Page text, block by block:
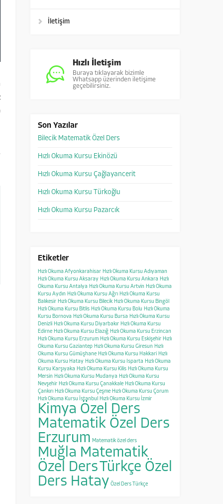
İletişim
Hızlı İletişim
Buraya tıklayarak bizimle
Whatsapp üzerinden iletişime
geçebilirsiniz.
Son Yazılar
Bilecik Matematik Özel Ders
Hızlı Okuma Kursu Ekinözü
Hızlı Okuma Kursu Çağlayancerit
Hızlı Okuma Kursu Türkoğlu
Hızlı Okuma Kursu Pazarcık
Etiketler
Hızlı Okuma Afyonkarahisar Hızlı Okuma Kursu Adıyaman
Hızlı Okuma Kursu Aksaray Hızlı Okuma Kursu Ankara Hızlı
Okuma Kursu Antalya Hızlı Okuma Kursu Artvin Hızlı Okuma
Kursu Aydın Hızlı Okuma Kursu Ağrı Hızlı Okuma Kursu
Balıkesir Hızlı Okuma Kursu Bilecik Hızlı Okuma Kursu Bingöl
Hızlı Okuma Kursu Bitlis Hızlı Okuma Kursu Bolu Hızlı Okuma
Kursu Bornova Hızlı Okuma Kursu Bursa Hızlı Okuma Kursu
Denizli Hızlı Okuma Kursu Diyarbakır Hızlı Okuma Kursu
Edirne Hızlı Okuma Kursu Elazığ Hızlı Okuma Kursu Erzincan
Hızlı Okuma Kursu Erzurum Hızlı Okuma Kursu Eskişehir Hızlı
Okuma Kursu Gaziantep Hızlı Okuma Kursu Giresun Hızlı
Okuma Kursu Gümüşhane Hızlı Okuma Kursu Hakkari Hızlı
Okuma Kursu Hatay Hızlı Okuma Kursu Isparta Hızlı Okuma
Kursu Karşıyaka Hızlı Okuma Kursu Kilis Hızlı Okuma Kursu
Mersin Hızlı Okuma Kursu Mudanya Hızlı Okuma Kursu
Nevşehir Hızlı Okuma Kursu Çanakkale Hızlı Okuma Kursu
Çankırı Hızlı Okuma Kursu Çeşme Hızlı Okuma Kursu Çorum
Hızlı Okuma Kursu İstanbul
Hızlı Okuma Kursu İzmir
Kimya Özel Ders
Matematik Özel Ders
Erzurum Matematik özel ders
Muğla Matematik
Özel DersTürkçe Özel
Ders Hatay Özel Ders Türkçe